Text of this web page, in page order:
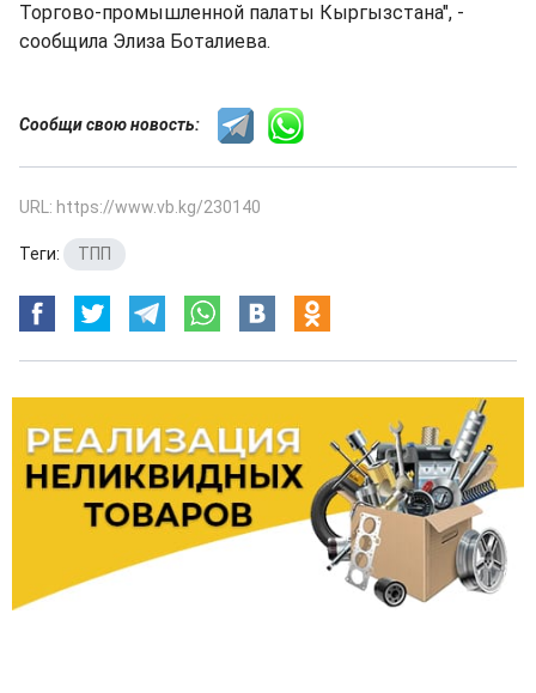
Торгово-промышленной палаты Кыргызстана", -
сообщила Элиза Боталиева.
Сообщи свою новость:
URL: https://www.vb.kg/230140
Теги: ТПП